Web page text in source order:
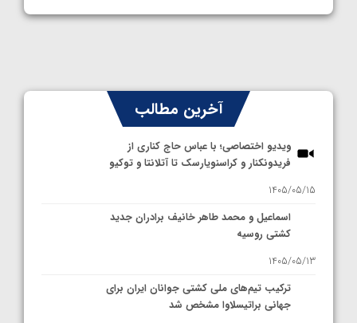
آخرین مطالب
ویدیو اختصاصی؛ با عباس حاج کناری از
فریدونکنار و کراسنویارسک تا آتلانتا و توکیو
1405/05/15
اسماعیل و محمد طاهر خانیف برادران جدید
کشتی روسیه
1405/05/13
ترکیب تیم‌های ملی کشتی جوانان ایران برای
جهانی براتیسلاوا مشخص شد